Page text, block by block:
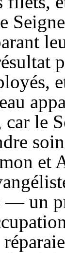
car le
et
— un